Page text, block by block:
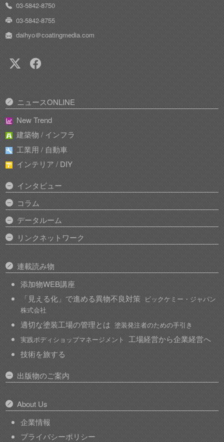
03-5842-8750
03-5842-8755
daihyo＠coatingmedia.com
ニュースONLINE
New Trend
建築物 / インフラ
工業用 / 自動車
インテリア / DIY
インタビュー
コラム
データルーム
リンクネットワーク
連載読み物
添加物WEB講座
「見える化」で進める異物不良対策 ビックケミー・ジャパン
株式会社
適切な塗装工場の管理とは 塗装発注者のための手引き
実践ボディショップマネージメント 工場経営から企業経営へ
技術を旅する
出版物のご案内
About Us
企業情報
プライバシーポリシー